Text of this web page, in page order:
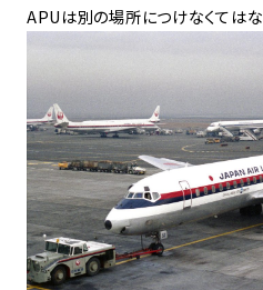
APUは別の場所につけなくてはな